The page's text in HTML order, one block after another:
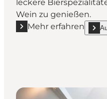
leckere
Wein zu genießen.
Mehr erfahren
Mehr erfahren "Tunø